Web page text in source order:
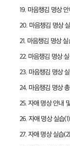
19. 마음챙김 명상
20. 마음챙김 명상
21. 마음챙김 명상 실
22. 마음챙김 명상
23. 마음챙김 명상
24. 마음챙김 명상
25. 자애 명상 안내
26. 자애 명상 실습(1)
27. 자애 명상 실습(2)